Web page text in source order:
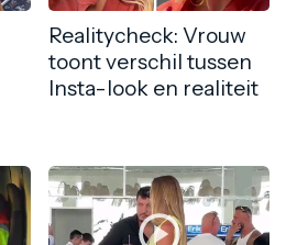
Realitycheck: Vrouw
toont verschil tussen
Insta-look en realiteit